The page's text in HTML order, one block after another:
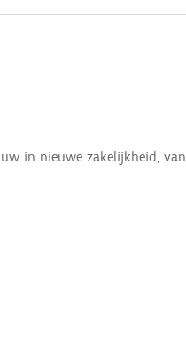
in nieuwe zakelijkheid, van